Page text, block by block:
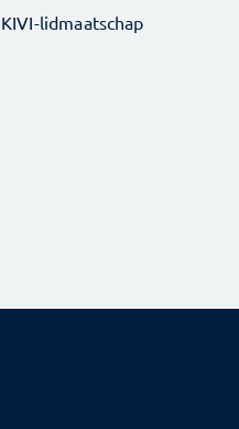
KIVI-lidmaatschap